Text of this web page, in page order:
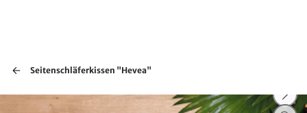
Seitenschläferkissen "Hevea"